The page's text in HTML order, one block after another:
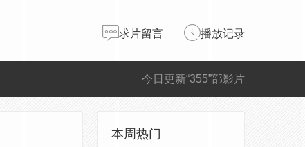
求片留言 播放记录
今日更新“355”部影片
本周热门